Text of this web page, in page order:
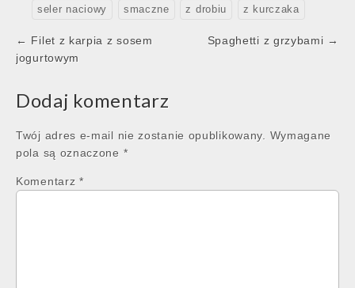
seler naciowy smaczne z drobiu z kurczaka
Post
navigation
← Filet z karpia z sosem
jogurtowym
Spaghetti z grzybami →
Dodaj komentarz
Twój adres e-mail nie zostanie opublikowany.
Wymagane
pola są oznaczone *
Komentarz *